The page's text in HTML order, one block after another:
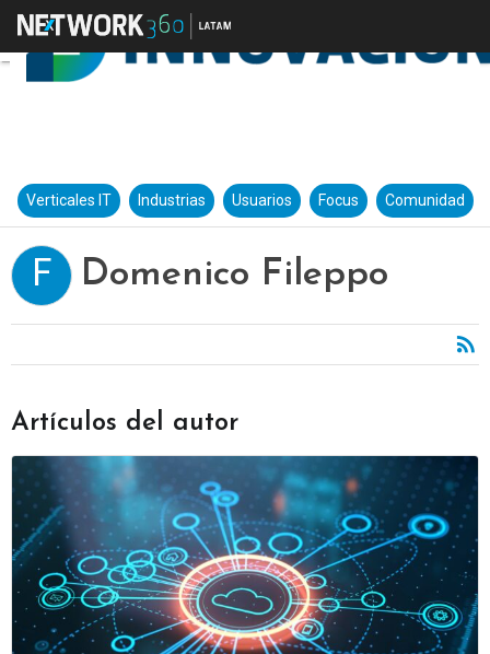
Verticales IT Industrias Usuarios Focus Comunidad
F Domenico Fileppo
Artículos del autor